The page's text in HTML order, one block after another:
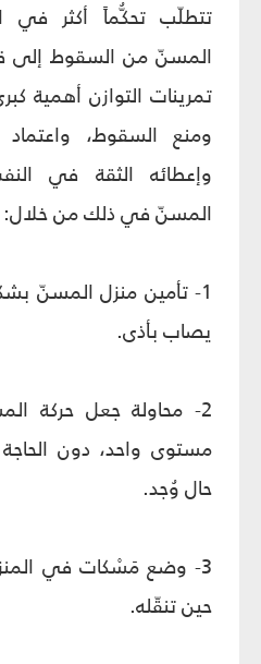
تتطلّب تحكُّماً أكثر
المسنّ من السقوط إلى
تمرينات التوازن أهمية
ومنع السقوط،
وإعطائه الثقة في
المسنّ في ذلك من خلال:
1- تأمين منزل المسنّ
يصاب بأذى.
2- محاولة جعل حركة
مستوى واحد، دون
حال وُجد.
3- وضع مَسْكات في
حين تنقّله.